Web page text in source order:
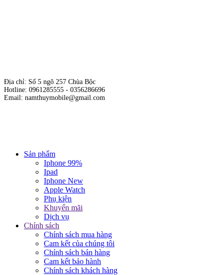
Địa chỉ: Số 5 ngõ 257 Chùa Bộc
Hotline: 0961285555 - 0356286696
Email: namthuymobile@gmail.com
Sản phẩm
Iphone 99%
Ipad
Iphone New
Apple Watch
Phụ kiện
Khuyến mãi
Dịch vụ
Chính sách
Chính sách mua hàng
Cam kết của chúng tôi
Chính sách bán hàng
Cam kết bảo hành
Chính sách khách hàng